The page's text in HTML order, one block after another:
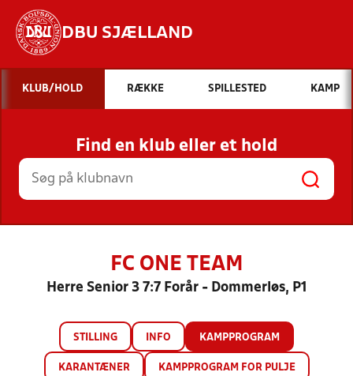
DBU SJÆLLAND
Hvad vil du søge efter?
INDHOLD OG NYHEDER
STILLINGER, RESULTATER, KLUBBER OG
HOLD
KLUB/HOLD RÆKKE SPILLESTED KAMP
Find en klub eller et hold
FC ONE TEAM
Herre Senior 3 7:7 Forår - Dommerløs, P1
STILLING INFO KAMPPROGRAM
KARANTÆNER KAMPPROGRAM FOR PULJE